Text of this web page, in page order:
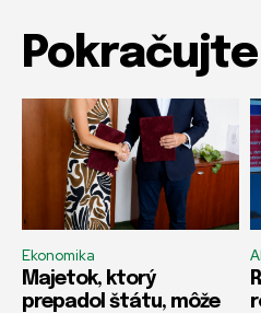
Ekonomika
Majetok, ktorý
prepadol štátu, môže